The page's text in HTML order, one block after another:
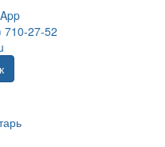
710-27-52